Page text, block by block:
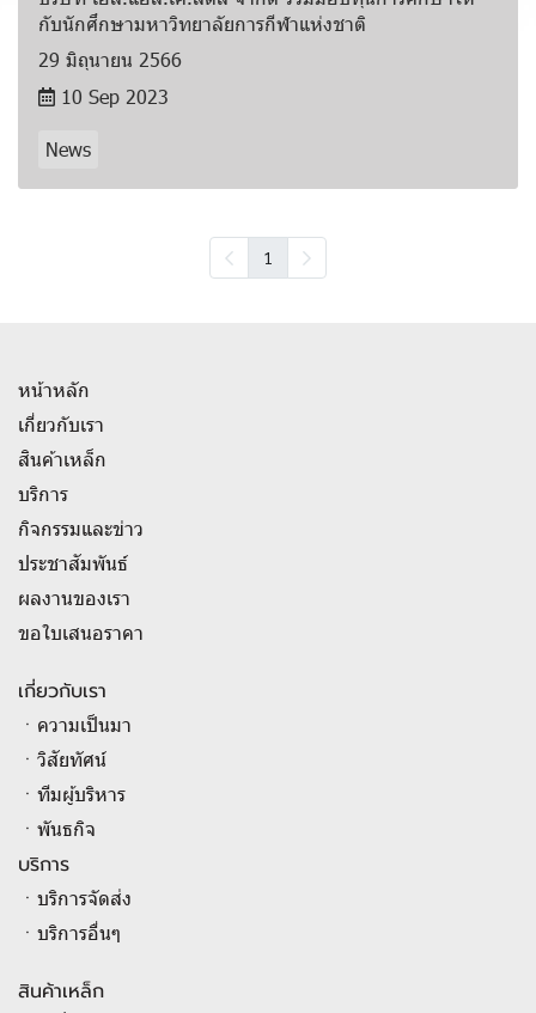
กับนักศึกษามหาวิทยาลัยการกีฬาแห่งชาติ
29 มิถุนายน 2566
10 Sep 2023
News
1
หน้าหลัก
เกี่ยวกับเรา
สินค้าเหล็ก
บริการ
กิจกรรมและข่าว
ประชาสัมพันธ์
ผลงานของเรา
ขอใบเสนอราคา
เกี่ยวกับเรา
ㆍความเป็นมา
ㆍวิสัยทัศน์
ㆍทีมผู้บริหาร
ㆍพันธกิจ
บริการ
ㆍบริการจัดส่ง
ㆍบริการอื่นๆ
สินค้าเหล็ก